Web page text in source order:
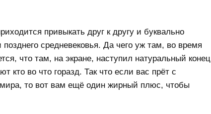
привыкать друг к другу и буквально
средневековья. Да чего уж там, во время
что там, на экране, наступил натуральный конец
кто во что горазд. Так что если вас прёт с
то вот вам ещё один жирный плюс, чтобы